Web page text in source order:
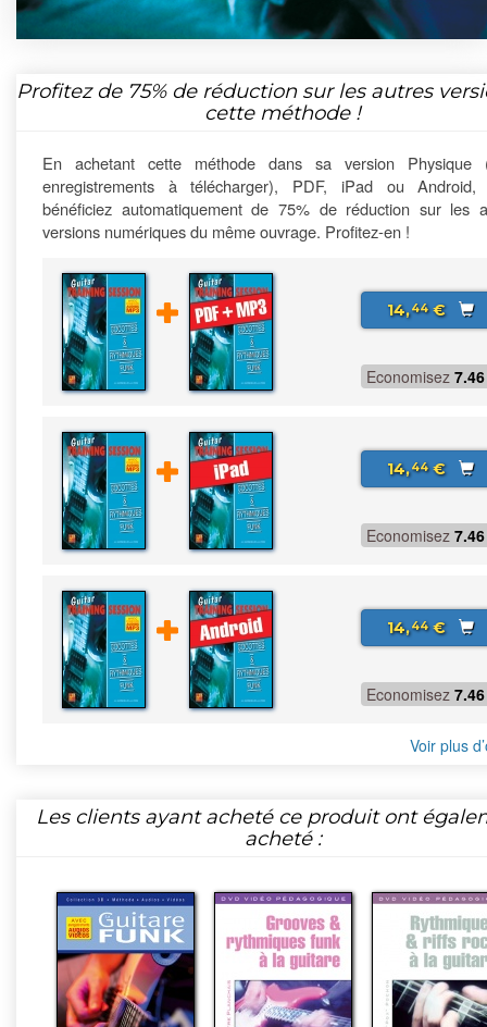
Profitez de 75%de réduction sur les autres
cette méthode !
En achetant cette méthode dans sa version Physique
enregistrements à télécharger), PDF, iPad ou Android,
bénéficiez automatiquement de 75% de réduction sur les
versions numériques du même ouvrage. Profitez-en !
14,44€
Economisez 7.46
14,44€
Economisez 7.46
14,44€
Economisez 7.46
Voir plus
Les clients ayant acheté ce produit ont
acheté :